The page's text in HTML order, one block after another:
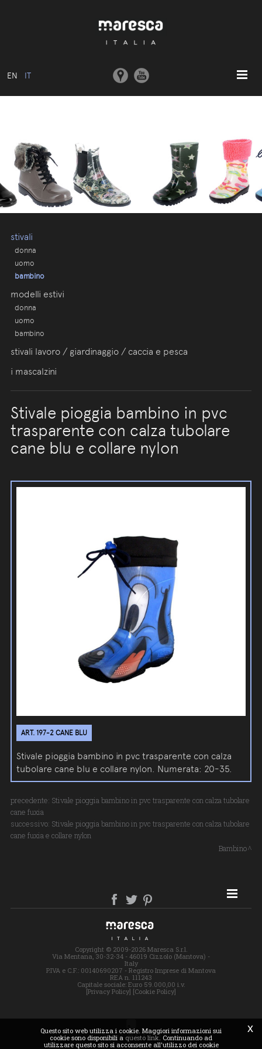
EN IT
STAMPI E MACCHINARI
COMUNICAZIONE
stivali
donna
uomo
bambino
modelli estivi
donna
uomo
bambino
stivali lavoro / giardinaggio / caccia e pesca
i mascalzini
Stivale pioggia bambino in pvc
trasparente con calza tubolare
cane blu e collare nylon
ART. 197-2 CANE BLU
Stivale pioggia bambino in pvc trasparente con calza
tubolare cane blu e collare nylon. Numerata: 20-35.
precedente: Stivale pioggia bambino in pvc trasparente con calza tubolare
cane fuxia
successivo: Stivale pioggia bambino in pvc trasparente con calza tubolare
cane fuxia e collare nylon
Bambino
SITE MAP
Copyright © 2009-2026 Maresca S.r.l.
Via Mentana, 30-32-34 - 46019 Cizzolo (Mantova) -
Italy
P.IVA e C.F.: 00140690207 - Registro Imprese di Mantova
REA n. 111243
Capitale sociale: Euro 59.000,00 i.v.
[Privacy Policy] [Cookie Policy]
x
Questo sito web utilizza i cookie. Maggiori informazioni sui
cookie sono disponibili a questo link. Continuando ad
utilizzare questo sito si acconsente all'utilizzo dei cookie